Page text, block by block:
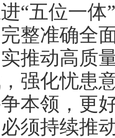
“五位一体
整准确全
推动高质
强化忧患
本领，更
须持续推